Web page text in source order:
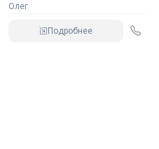
Олег
Подробнее